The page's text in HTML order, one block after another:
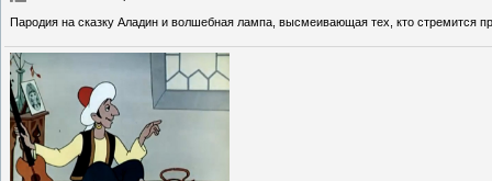
Пародия на сказку Аладин и волшебная лампа, высмеивающая тех, кто стремится